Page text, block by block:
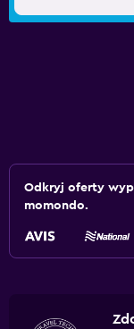
Odkryj oferty
momondo.